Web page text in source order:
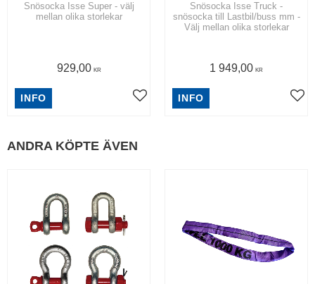
Snösocka Isse Super - välj
mellan olika storlekar
929,00 KR
INFO
Snösocka Isse Truck -
snösocka till Lastbil/buss mm -
Välj mellan olika storlekar
1 949,00 KR
INFO
ANDRA KÖPTE ÄVEN